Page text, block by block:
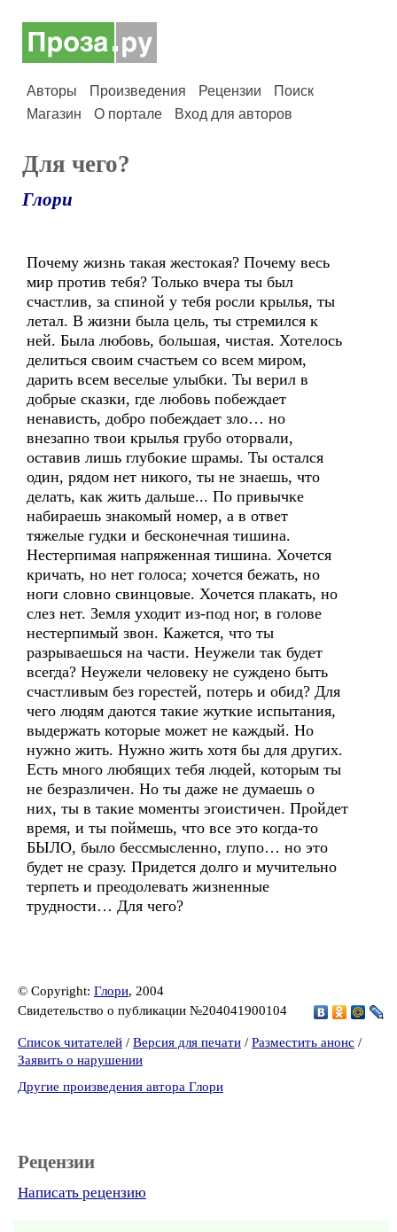
Авторы Произведения Рецензии
Поиск
Магазин
О портале Вход для авторов
Для чего?
Глори
Почему жизнь такая жестокая? Почему весь
мир против тебя? Только вчера ты был
счастлив, за спиной у тебя росли крылья, ты
летал. В жизни была цель, ты стремился к
ней. Была любовь, большая, чистая. Хотелось
делиться своим счастьем со всем миром,
дарить всем веселые улыбки. Ты верил в
добрые сказки, где любовь побеждает
ненависть, добро побеждает зло… но
внезапно твои крылья грубо оторвали,
оставив лишь глубокие шрамы. Ты остался
один, рядом нет никого, ты не знаешь, что
делать, как жить дальше... По привычке
набираешь знакомый номер, а в ответ
тяжелые гудки и бесконечная тишина.
Нестерпимая напряженная тишина. Хочется
кричать, но нет голоса; хочется бежать, но
ноги словно свинцовые. Хочется плакать, но
слез нет. Земля уходит из-под ног, в голове
нестерпимый звон. Кажется, что ты
разрываешься на части. Неужели так будет
всегда? Неужели человеку не суждено быть
счастливым без горестей, потерь и обид? Для
чего людям даются такие жуткие испытания,
выдержать которые может не каждый. Но
нужно жить. Нужно жить хотя бы для других.
Есть много любящих тебя людей, которым ты
не безразличен. Но ты даже не думаешь о
них, ты в такие моменты эгоистичен. Пройдет
время, и ты поймешь, что все это когда-то
БЫЛО, было бессмысленно, глупо… но это
будет не сразу. Придется долго и мучительно
терпеть и преодолевать жизненные
трудности… Для чего?
© Copyright: Глори, 2004
Свидетельство о публикации №204041900104
Список читателей / Версия для печати / Разместить анонс /
Заявить о нарушении
Другие произведения автора Глори
Рецензии
Написать рецензию